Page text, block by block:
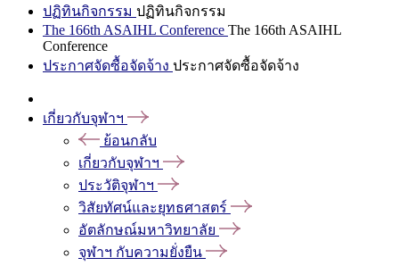
ปฏิทินกิจกรรม ปฏิทินกิจกรรม
The 166th ASAIHL Conference The 166th ASAIHL
Conference
ประกาศจัดซื้อจัดจ้าง ประกาศจัดซื้อจัดจ้าง
เกี่ยวกับจุฬาฯ
ย้อนกลับ
เกี่ยวกับจุฬาฯ
ประวัติจุฬาฯ
วิสัยทัศน์และยุทธศาสตร์
อัตลักษณ์มหาวิทยาลัย
จุฬาฯ กับความยั่งยืน